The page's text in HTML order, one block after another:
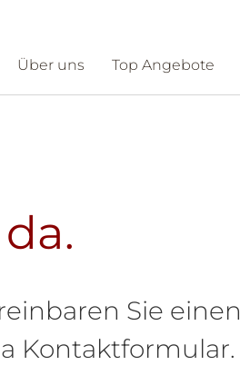
Über uns Top Angebote
Sie einen
Kontaktformular.